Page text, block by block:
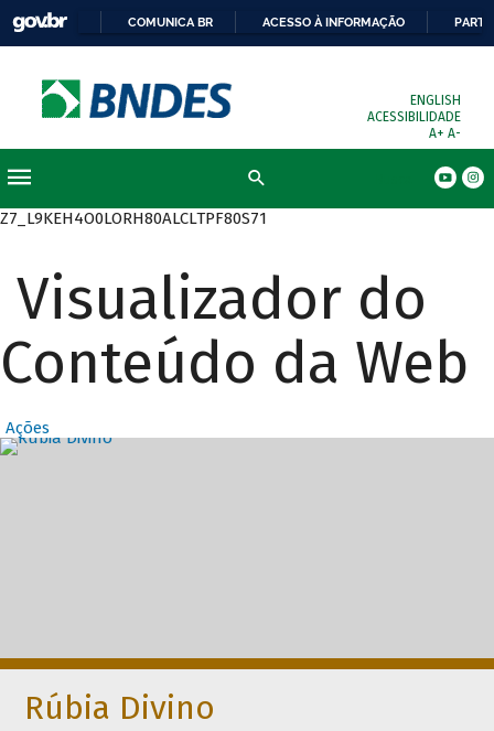
COMUNICA BR ACESSO À INFORMAÇÃO
ENGLISH
ACESSIBILIDADE
A+ A-
Z7_L9KEH4O0LORH80ALCLTPF80S71
Visualizador do
Conteúdo da Web
Ações
Destaques
Rúbia Divino